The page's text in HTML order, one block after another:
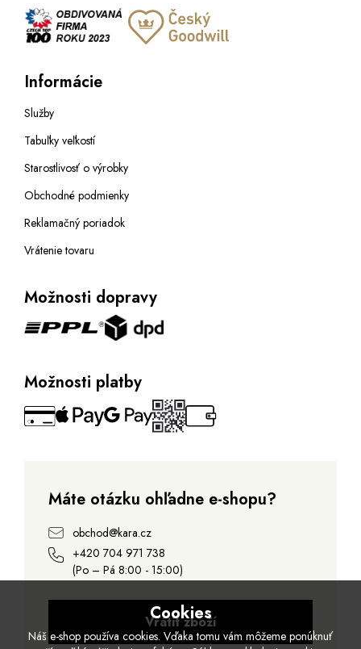
Informácie
Služby
Tabuľky veľkostí
Starostlivosť o výrobky
Obchodné podmienky
Reklamačný poriadok
Vrátenie tovaru
Možnosti dopravy
Možnosti platby
Máte otázku ohľadne e-shopu?
obchod@kara.cz
+420 704 971 738
(Po – Pá 8:00 - 15:00)
Vrátit zboží
Cookies
Náš e-shop používa cookies. Vďaka tomu vám môžeme ponúknuť